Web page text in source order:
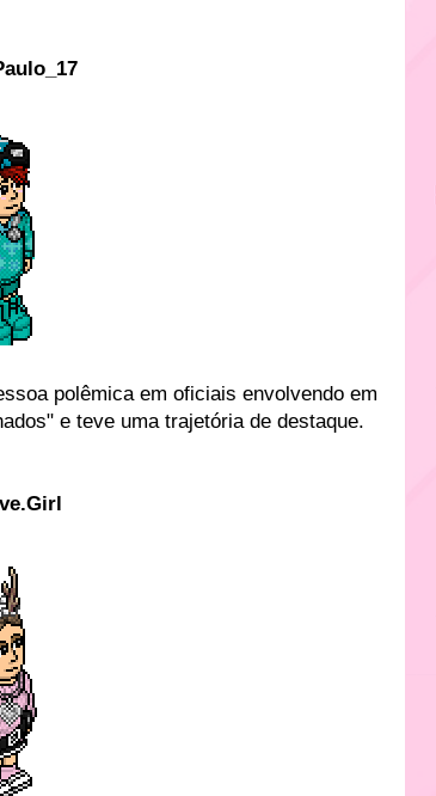
polêmica em oficiais envolvendo em
e teve uma trajetória de destaque.